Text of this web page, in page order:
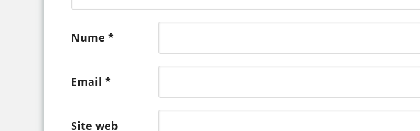
Nume *
Email *
Site web